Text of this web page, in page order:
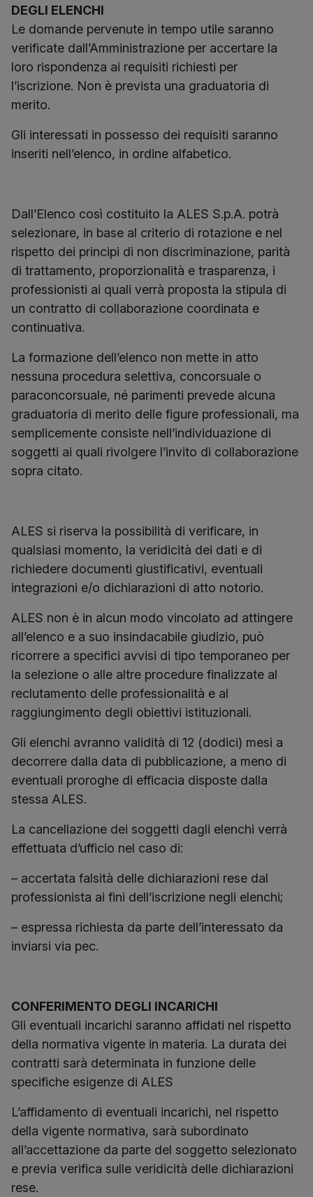
DEGLI ELENCHI
Le domande pervenute in tempo utile saranno
verificate dall’Amministrazione per accertare la
loro rispondenza ai requisiti richiesti per
l’iscrizione. Non è prevista una graduatoria di
merito.
Gli interessati in possesso dei requisiti saranno
inseriti nell’elenco, in ordine alfabetico.
Dall’Elenco così costituito la ALES S.p.A. potrà
selezionare, in base al criterio di rotazione e nel
rispetto dei principi di non discriminazione, parità
di trattamento, proporzionalità e trasparenza, i
professionisti ai quali verrà proposta la stipula di
un contratto di collaborazione coordinata e
continuativa.
La formazione dell’elenco non mette in atto
nessuna procedura selettiva, concorsuale o
paraconcorsuale, né parimenti prevede alcuna
graduatoria di merito delle figure professionali, ma
semplicemente consiste nell’individuazione di
soggetti ai quali rivolgere l’invito di collaborazione
sopra citato.
ALES si riserva la possibilità di verificare, in
qualsiasi momento, la veridicità dei dati e di
richiedere documenti giustificativi, eventuali
integrazioni e/o dichiarazioni di atto notorio.
ALES non è in alcun modo vincolato ad attingere
all’elenco e a suo insindacabile giudizio, può
ricorrere a specifici avvisi di tipo temporaneo per
la selezione o alle altre procedure finalizzate al
reclutamento delle professionalità e al
raggiungimento degli obiettivi istituzionali.
Gli elenchi avranno validità di 12 (dodici) mesi a
decorrere dalla data di pubblicazione, a meno di
eventuali proroghe di efficacia disposte dalla
stessa ALES.
La cancellazione dei soggetti dagli elenchi verrà
effettuata d’ufficio nel caso di:
– accertata falsità delle dichiarazioni rese dal
professionista ai fini dell’iscrizione negli elenchi;
– espressa richiesta da parte dell’interessato da
inviarsi via pec.
CONFERIMENTO DEGLI INCARICHI
Gli eventuali incarichi saranno affidati nel rispetto
della normativa vigente in materia. La durata dei
contratti sarà determinata in funzione delle
specifiche esigenze di ALES
L’affidamento di eventuali incarichi, nel rispetto
della vigente normativa, sarà subordinato
all’accettazione da parte del soggetto selezionato
e previa verifica sulle veridicità delle dichiarazioni
rese.